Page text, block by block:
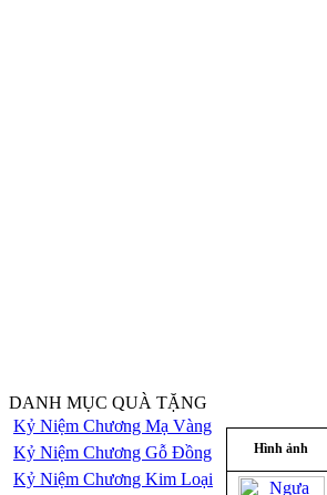
DANH MỤC QUÀ TẶNG
Kỷ Niệm Chương Mạ Vàng
Kỷ Niệm Chương Gỗ Đồng
Kỷ Niệm Chương Kim Loại
Hình ảnh